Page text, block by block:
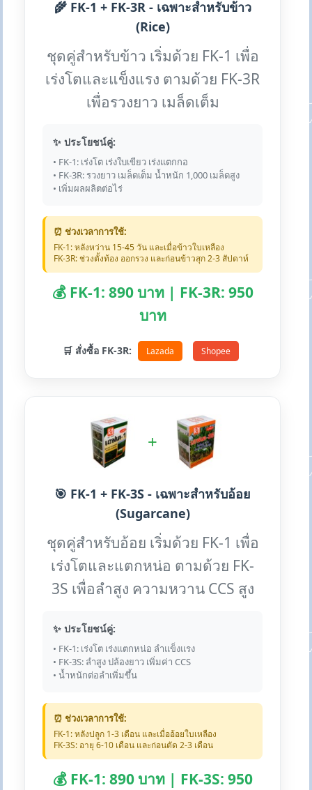
🌾 FK-1 + FK-3R - เฉพาะสำหรับข้าว
(Rice)
ชุดคู่สำหรับข้าว เริ่มด้วย FK-1 เพื่อ
เร่งโตและแข็งแรง ตามด้วย FK-3R
เพื่อรวงยาว เมล็ดเต็ม
✨ ประโยชน์คู่:
• FK-1: เร่งโต เร่งใบเขียว เร่งแตกกอ
• FK-3R: รวงยาว เมล็ดเต็ม น้ำหนัก 1,000 เมล็ดสูง
• เพิ่มผลผลิตต่อไร่
⏰ ช่วงเวลาการใช้:
FK-1: หลังหว่าน 15-45 วัน และเมื่อข้าวใบเหลือง
FK-3R: ช่วงตั้งท้อง ออกรวง และก่อนข้าวสุก 2-3 สัปดาห์
💰 FK-1: 890 บาท | FK-3R: 950
บาท
🛒 สั่งซื้อ FK-3R: Lazada Shopee
+
🎯 FK-1 + FK-3S - เฉพาะสำหรับอ้อย
(Sugarcane)
ชุดคู่สำหรับอ้อย เริ่มด้วย FK-1 เพื่อ
เร่งโตและแตกหน่อ ตามด้วย FK-
3S เพื่อลำสูง ความหวาน CCS สูง
✨ ประโยชน์คู่:
• FK-1: เร่งโต เร่งแตกหน่อ ลำแข็งแรง
• FK-3S: ลำสูง ปล้องยาว เพิ่มค่า CCS
• น้ำหนักต่อลำเพิ่มขึ้น
⏰ ช่วงเวลาการใช้:
FK-1: หลังปลูก 1-3 เดือน และเมื่ออ้อยใบเหลือง
FK-3S: อายุ 6-10 เดือน และก่อนตัด 2-3 เดือน
💰 FK-1: 890 บาท | FK-3S: 950